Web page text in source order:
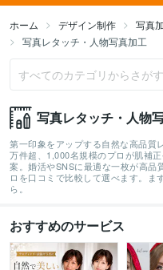
ホーム デザイン制作
写真
写真レタッチ・人物写真加工
写真レタッチ・人物
第一印象をアップする自然な高品質
万件超、1,000名規模のプロが肌補
案。婚活やSNSに最適な一枚が高品
ロを口コミで比較して選べます。ま
ら。
おすすめのサービス